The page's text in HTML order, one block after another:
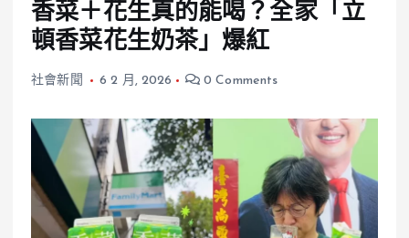
香菜＋花生真的能喝？全家「立
頓香菜花生奶茶」爆紅
社會新聞 6 2 月, 2026 0 Comments